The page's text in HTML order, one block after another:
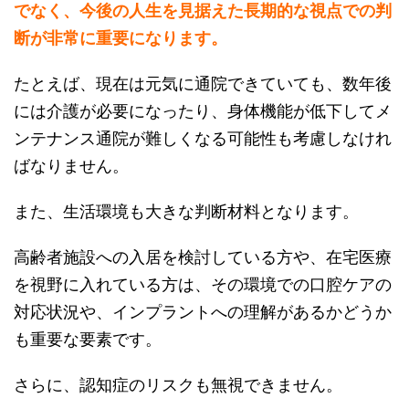
でなく、今後の人生を見据えた長期的な視点での判
断が非常に重要になります。
たとえば、現在は元気に通院できていても、数年後
には介護が必要になったり、身体機能が低下してメ
ンテナンス通院が難しくなる可能性も考慮しなけれ
ばなりません。
また、生活環境も大きな判断材料となります。
高齢者施設への入居を検討している方や、在宅医療
を視野に入れている方は、その環境での口腔ケアの
対応状況や、インプラントへの理解があるかどうか
も重要な要素です。
さらに、認知症のリスクも無視できません。